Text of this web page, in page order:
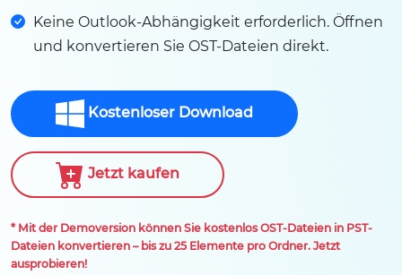
Keine Outlook-Abhängigkeit erforderlich. Öffnen
und konvertieren Sie OST-Dateien direkt.
Kostenloser Download
Jetzt kaufen
* Mit der Demoversion können Sie kostenlos OST-Dateien in PST-
Dateien konvertieren – bis zu 25 Elemente pro Ordner. Jetzt
ausprobieren!